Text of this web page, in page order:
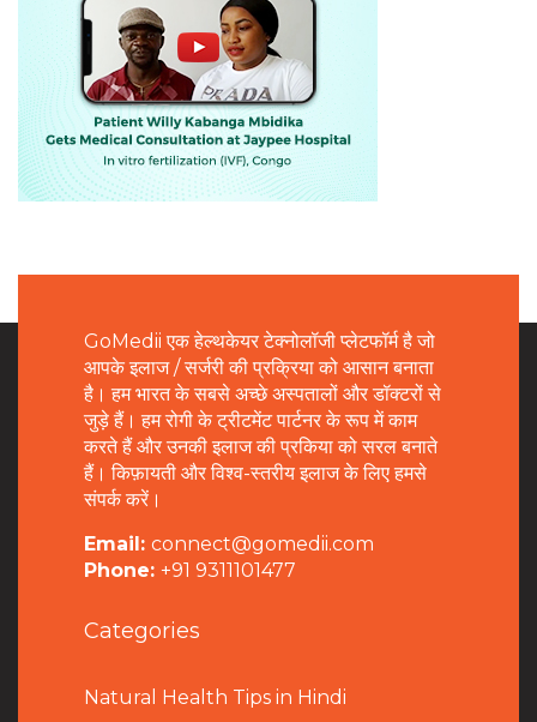
GoMedii एक हेल्थकेयर टेक्नोलॉजी प्लेटफॉर्म है जो
आपके इलाज / सर्जरी की प्रक्रिया को आसान बनाता
है। हम भारत के सबसे अच्छे अस्पतालों और डॉक्टरों से
जुड़े हैं। हम रोगी के ट्रीटमेंट पार्टनर के रूप में काम
करते हैं और उनकी इलाज की प्रकिया को सरल बनाते
हैं। किफ़ायती और विश्व-स्तरीय इलाज के लिए हमसे
संपर्क करें।
Email: connect@gomedii.com
Phone: +91 9311101477
Categories
Natural Health Tips in Hindi